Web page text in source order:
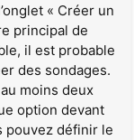
« Créer un
principal de
il est probable
des sondages.
moins deux
option devant
pouvez définir le